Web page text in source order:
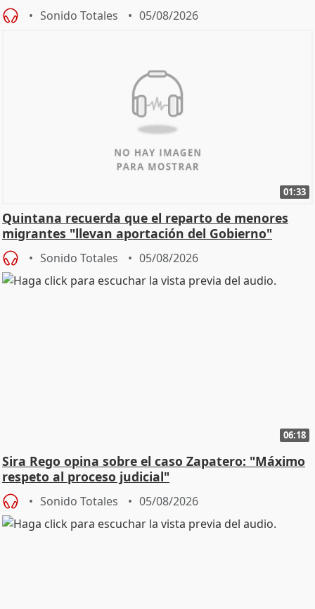
Sonido Totales 05/08/2026
01:33
Quintana recuerda que el reparto de menores
migrantes "llevan aportación del Gobierno"
central
Sonido Totales 05/08/2026
06:18
Sira Rego opina sobre el caso Zapatero: "Máximo
respeto al proceso judicial"
Sonido Totales 05/08/2026